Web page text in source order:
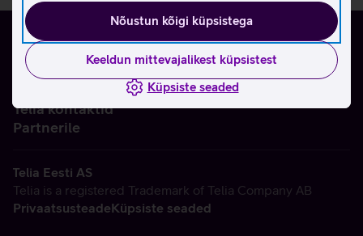
Nõustun kõigi küpsistega
Keeldun mittevajalikest küpsistest
Küpsiste seaded
Telia kontaktid
Partnerile
Telia Eesti AS
Telia is a registered Trademark of Telia Company AB
PrivaatsusteadeKüpsiste seaded